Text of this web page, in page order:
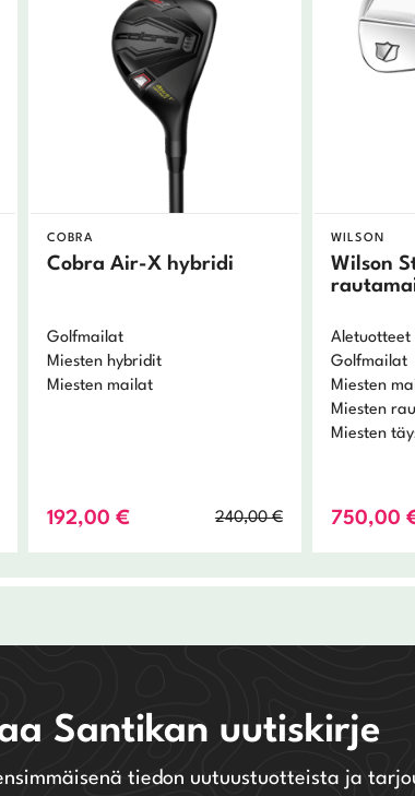
COBRA
Cobra Air-X hybridi
Golfmailat
Miesten hybridit
Miesten mailat
240,00€Alkuperäinen
192,00 €
Nykyinen
WILSON
Wilson
Aletuotteet
Golfmailat
Miesten
Miesten
Miesten
750,00
Santikan uutiskirje
tiedon uutuustuotteista ja